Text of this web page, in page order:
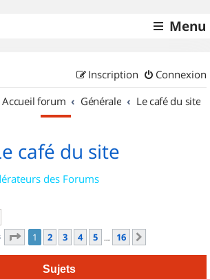
Menu
Connexion
Inscription
Accueil forum Générale Le café du site
café du site
des Forums
Page 1sur
1 2 3 4 5 … 16
Sujets